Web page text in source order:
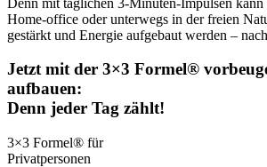
Home-office oder unterwegs in der freien
gestärkt und Energie aufgebaut werden –
Jetzt mit der 3×3 Formel®
aufbauen:
Denn jeder Tag zählt!
3×3 Formel® für
Privatpersonen